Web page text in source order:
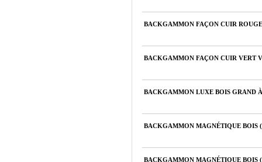
BACKGAMMON FAÇON CUIR
BACKGAMMON FAÇON CUIR VERT
BACKGAMMON LUXE BOIS GRAND
BACKGAMMON MAGNÉTIQUE BOIS
BACKGAMMON MAGNÉTIQUE BOIS